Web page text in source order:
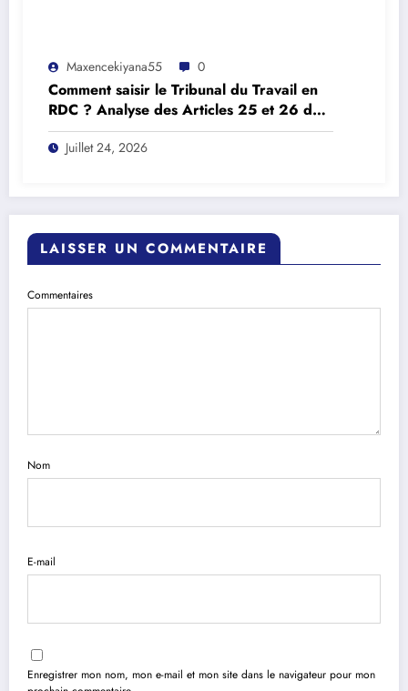
Maxencekiyana55 0
Comment saisir le Tribunal du Travail en
RDC ? Analyse des Articles 25 et 26 de
la Loi n° 016/2002
Juillet 24, 2026
LAISSER UN COMMENTAIRE
Commentaires
Nom
E-mail
Enregistrer mon nom, mon e-mail et mon site dans le navigateur pour mon